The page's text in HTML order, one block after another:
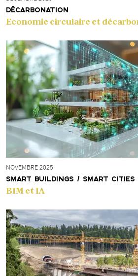
DÉCARBONATION
Economie circulaire et
NOVEMBRE 2025
SMART BUILDINGS / SMART
BIM et IA